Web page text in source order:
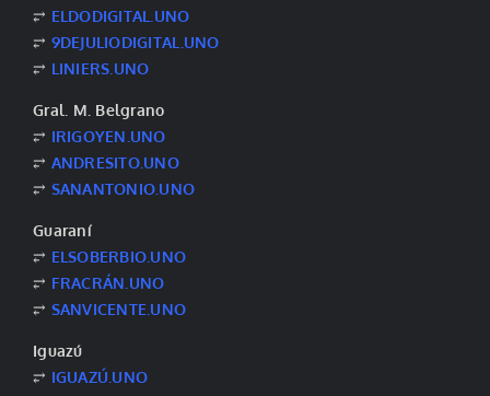
⥂ ELDODIGITAL.UNO
⥂ 9DEJULIODIGITAL.UNO
⥂ LINIERS.UNO
Gral. M. Belgrano
⥂ IRIGOYEN.UNO
⥂ ANDRESITO.UNO
⥂ SANANTONIO.UNO
Guaraní
⥂ ELSOBERBIO.UNO
⥂ FRACRÁN.UNO
⥂ SANVICENTE.UNO
Iguazú
⥂ IGUAZÚ.UNO